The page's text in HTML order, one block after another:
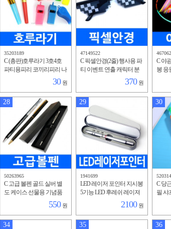
35203189
C (총판)호루라기 3호4호
파티용피리 코끼리피리 나
팔 피리 부부젤라 입피리
30 원
47149522
C 픽셀안경(2줄) 행사용 파
티 이벤트 연출 캐릭터 분
장 안경 선글라스 코스프
370 원
C 야
봉 응
28
50263965
C 고급 볼펜 골드 실버 별
도 케이스 선물용 기념품
판촉물 볼펜용 만년필용
550 원
29
1941699
LED 레이저 포인터 지시봉
5기능 LED 후레쉬 레이져
포인트 볼펜 자석 지휘봉
2100 원
30
C 당
필 샤
34 35 36